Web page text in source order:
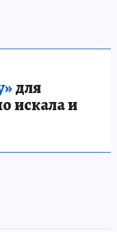
для
искала и